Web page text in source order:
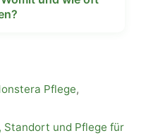
Pflege,
Standort und Pflege für